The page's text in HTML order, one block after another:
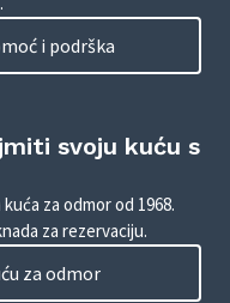
i podrška
svoju kuću s
za odmor od 1968.
za rezervaciju.
za odmor